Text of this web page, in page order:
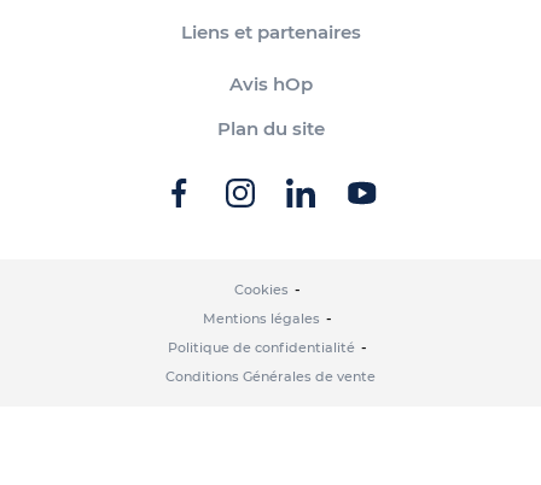
Liens et partenaires
Avis hOp
Plan du site
Cookies
Mentions légales
Politique de confidentialité
Conditions Générales de vente